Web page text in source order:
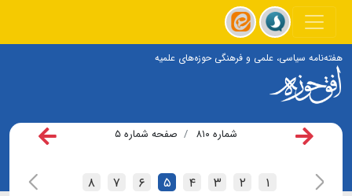
هفته‌نامه سیاسی، علمی و فرهنگی حوزه‌های علمیه
شماره ۸۱۰ صفحه شماره ۵
۱ ۲ ۳ ۴ ۵ ۶ ۷ ۸